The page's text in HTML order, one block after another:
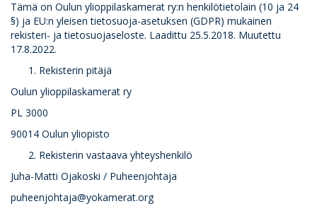
Tämä on Oulun ylioppilaskamerat ry:n henkilötietolain (10 ja 24
§) ja EU:n yleisen tietosuoja-asetuksen (GDPR) mukainen
rekisteri- ja tietosuojaseloste. Laadittu 25.5.2018. Muutettu
17.8.2022.
Rekisterin pitäjä
Oulun ylioppilaskamerat ry
PL 3000
90014 Oulun yliopisto
Rekisterin vastaava yhteyshenkilö
Juha-Matti Ojakoski / Puheenjohtaja
puheenjohtaja@yokamerat.org